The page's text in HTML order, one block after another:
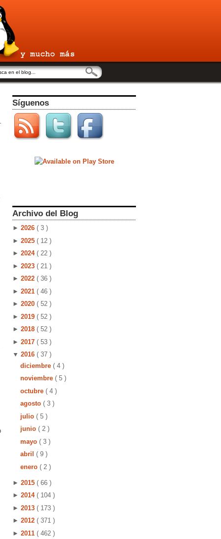
Síguenos
Archivo del Blog
► 2026 ( 3 )
► 2025 ( 12 )
► 2024 ( 22 )
► 2023 ( 21 )
► 2022 ( 36 )
► 2021 ( 46 )
► 2020 ( 52 )
► 2019 ( 52 )
► 2018 ( 52 )
► 2017 ( 53 )
▼ 2016 ( 37 )
diciembre ( 4 )
noviembre ( 5 )
octubre ( 4 )
agosto ( 3 )
julio ( 5 )
junio ( 2 )
mayo ( 3 )
abril ( 9 )
enero ( 2 )
► 2015 ( 66 )
► 2014 ( 104 )
► 2013 ( 173 )
► 2012 ( 371 )
► 2011 ( 462 )